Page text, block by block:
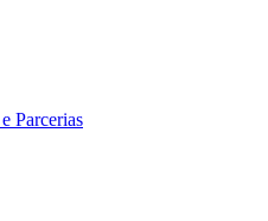
Parcerias